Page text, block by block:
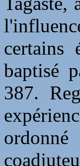
certains
baptisé
387.